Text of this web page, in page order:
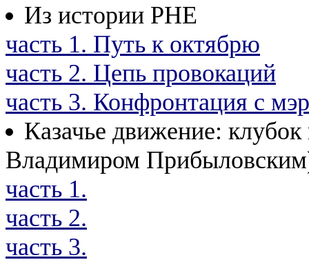
Из истории РНЕ
часть 1. Путь к октябрю
часть 2. Цепь провокаций
часть 3. Конфронтация с
Казачье движение:
Владимиром
часть 1.
часть 2.
часть 3.